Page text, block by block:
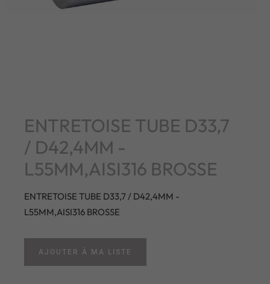
ENTRETOISE TUBE D33,7
/ D42,4MM -
L55MM,AISI316 BROSSE
ENTRETOISE TUBE D33,7 / D42,4MM -
L55MM,AISI316 BROSSE
AJOUTER À MA LISTE